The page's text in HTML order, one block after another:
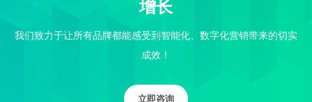
增长
我们致力于让所有品牌都能感受到智能化、数字化营销带来的切实
成效！
立即咨询